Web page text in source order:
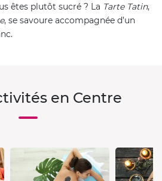
êtes plutôt sucré ? La Tarte Tatin,
, se savoure accompagnée d’un
en Centre